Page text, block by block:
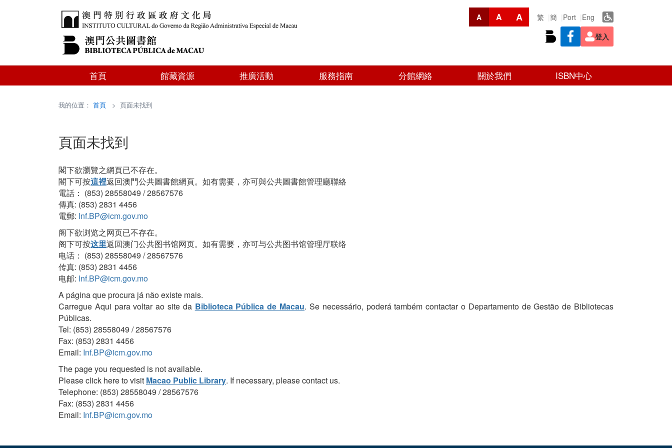
A A A 繁 簡 Port
Eng
登入
首頁 館藏資源 推廣活動 服務指南 分館網絡 關於我們 ISBN中心
我的位置： 首頁 > 頁面未找到
頁面未找到
閣下欲瀏覽之網頁已不存在。
閣下可按這裡返回澳門公共圖書館網頁。如有需要，亦可與公共圖書館管理廳聯絡
電話： (853) 28558049 / 28567576
傳真: (853) 2831 4456
電郵: Inf.BP@icm.gov.mo
阁下欲浏览之网页已不存在。
阁下可按这里返回澳门公共图书馆网页。如有需要，亦可与公共图书馆管理厅联络
电话： (853) 28558049 / 28567576
传真: (853) 2831 4456
电邮: Inf.BP@icm.gov.mo
A página que procura já não existe mais.
Carregue Aqui para voltar ao site da Biblioteca Pública de Macau. Se necessário, poderá também contactar o Departamento de Gestão de Bibliotecas
Públicas.
Tel: (853) 28558049 / 28567576
Fax: (853) 2831 4456
Email: Inf.BP@icm.gov.mo
The page you requested is not available.
Please click here to visit Macao Public Library. If necessary, please contact us.
Telephone: (853) 28558049 / 28567576
Fax: (853) 2831 4456
Email: Inf.BP@icm.gov.mo